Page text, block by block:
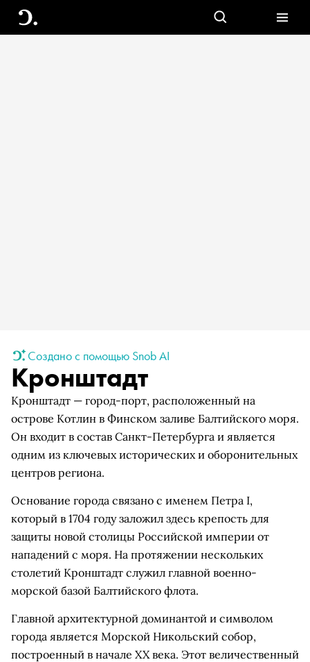
Создано с помощью Snob AI
Кронштадт
Кронштадт — город-порт, расположенный на
острове Котлин в Финском заливе Балтийского моря.
Он входит в состав Санкт-Петербурга и является
одним из ключевых исторических и оборонительных
центров региона.
Основание города связано с именем Петра I,
который в 1704 году заложил здесь крепость для
защиты новой столицы Российской империи от
нападений с моря. На протяжении нескольких
столетий Кронштадт служил главной военно-
морской базой Балтийского флота.
Главной архитектурной доминантой и символом
города является Морской Никольский собор,
построенный в начале XX века. Этот величественный